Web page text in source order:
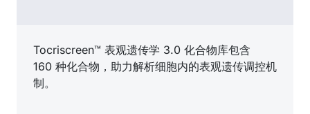
Tocriscreen™ 表观遗传学 3.0 化合物库包含
160 种化合物，助力解析细胞内的表观遗传调控机
制。